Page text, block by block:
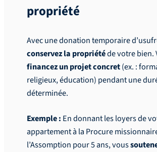
propriété
Avec une donation temporaire
conservez la propriétéde votre bien.
financez un projet concret(ex. :
religieux, éducation) pendant une
déterminée.
Exemple : En donnant les loyers de
appartement à la Procure
l’Assomption pour 5 ans, vous